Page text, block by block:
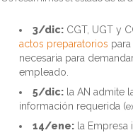
3/dic: CGT, UGT y
actos preparatorios
necesaria para
empleado.
5/dic: la AN admite
información requerida (
14/ene: la